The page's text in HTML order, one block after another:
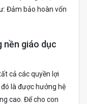
Đảm bảo hoàn vốn
nền giáo dục
cả các quyền lợi
là được hưởng hệ
cao. Để cho con